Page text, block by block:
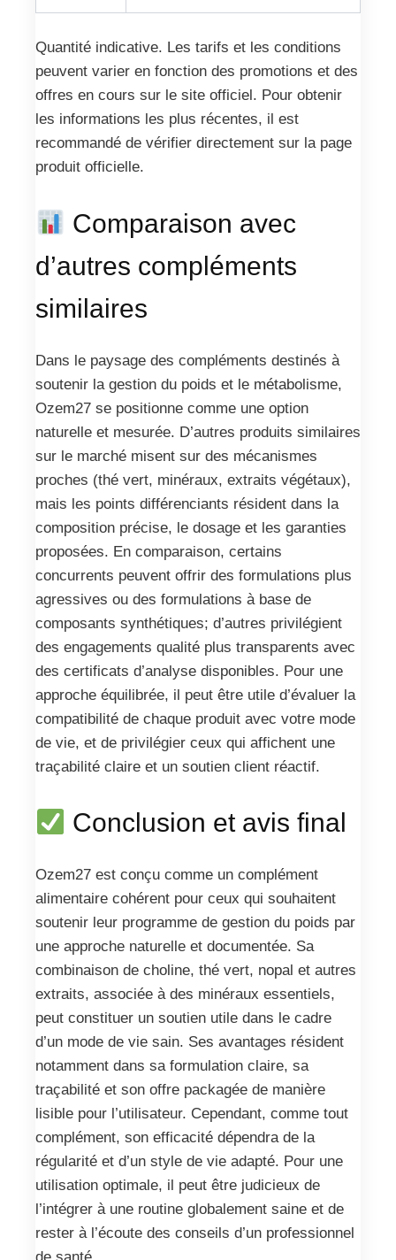
Quantité indicative. Les tarifs et les conditions
peuvent varier en fonction des promotions et des
offres en cours sur le site officiel. Pour obtenir
les informations les plus récentes, il est
recommandé de vérifier directement sur la page
produit officielle.
Comparaison avec
d’autres compléments
similaires
Dans le paysage des compléments destinés à
soutenir la gestion du poids et le métabolisme,
Ozem27 se positionne comme une option
naturelle et mesurée. D’autres produits similaires
sur le marché misent sur des mécanismes
proches (thé vert, minéraux, extraits végétaux),
mais les points différenciants résident dans la
composition précise, le dosage et les garanties
proposées. En comparaison, certains
concurrents peuvent offrir des formulations plus
agressives ou des formulations à base de
composants synthétiques; d’autres privilégient
des engagements qualité plus transparents avec
des certificats d’analyse disponibles. Pour une
approche équilibrée, il peut être utile d’évaluer la
compatibilité de chaque produit avec votre mode
de vie, et de privilégier ceux qui affichent une
traçabilité claire et un soutien client réactif.
Conclusion et avis final
Ozem27 est conçu comme un complément
alimentaire cohérent pour ceux qui souhaitent
soutenir leur programme de gestion du poids par
une approche naturelle et documentée. Sa
combinaison de choline, thé vert, nopal et autres
extraits, associée à des minéraux essentiels,
peut constituer un soutien utile dans le cadre
d’un mode de vie sain. Ses avantages résident
notamment dans sa formulation claire, sa
traçabilité et son offre packagée de manière
lisible pour l’utilisateur. Cependant, comme tout
complément, son efficacité dépendra de la
régularité et d’un style de vie adapté. Pour une
utilisation optimale, il peut être judicieux de
l’intégrer à une routine globalement saine et de
rester à l’écoute des conseils d’un professionnel